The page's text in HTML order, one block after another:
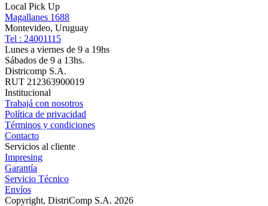
Local Pick Up
Magallanes 1688
Montevideo, Uruguay
Tel : 24001115
Lunes a viernes de 9 a 19hs
Sábados de 9 a 13hs.
Districomp S.A.
RUT 212363900019
Institucional
Trabajá con nosotros
Política de privacidad
Términos y condiciones
Contacto
Servicios al cliente
Impresing
Garantía
Servicio Técnico
Envíos
Copyright, DistriComp S.A. 2026